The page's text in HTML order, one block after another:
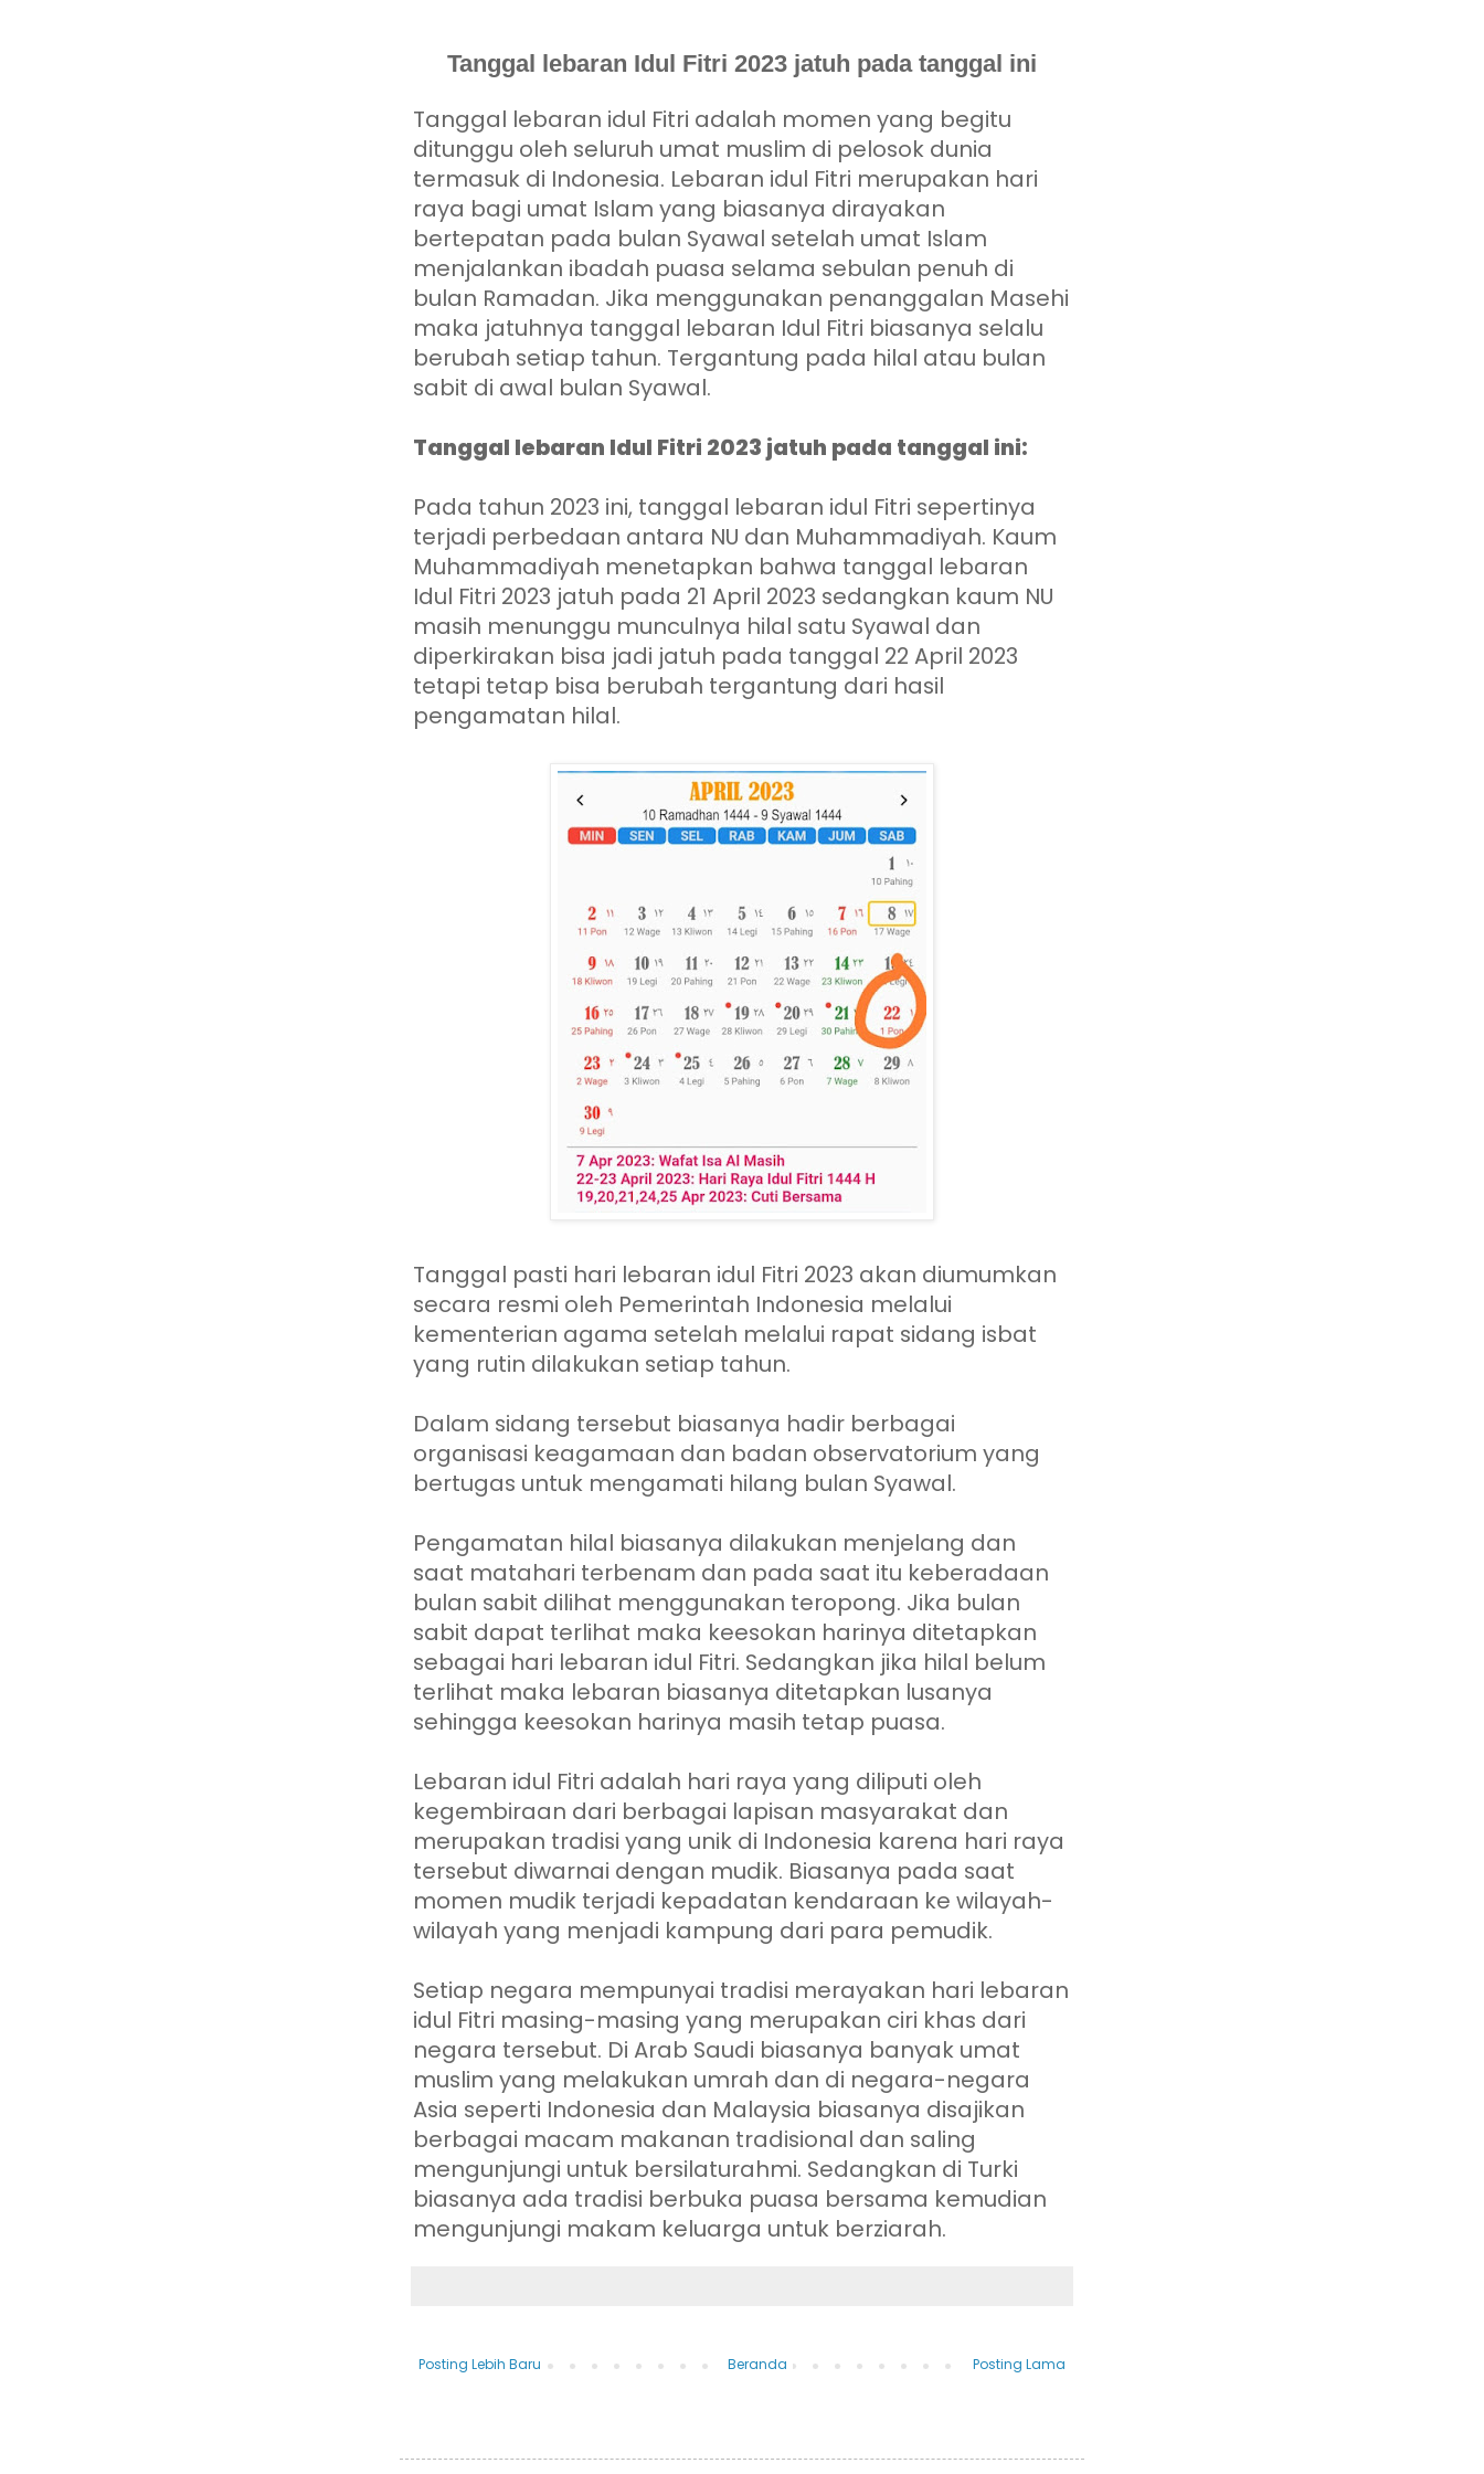
Tanggal lebaran Idul Fitri 2023 jatuh pada tanggal ini
Tanggal lebaran idul Fitri adalah momen yang begitu
ditunggu oleh seluruh umat muslim di pelosok dunia
termasuk di Indonesia. Lebaran idul Fitri merupakan hari
raya bagi umat Islam yang biasanya dirayakan
bertepatan pada bulan Syawal setelah umat Islam
menjalankan ibadah puasa selama sebulan penuh di
bulan Ramadan. Jika menggunakan penanggalan Masehi
maka jatuhnya tanggal lebaran Idul Fitri biasanya selalu
berubah setiap tahun. Tergantung pada hilal atau bulan
sabit di awal bulan Syawal.
Tanggal lebaran Idul Fitri 2023 jatuh pada tanggal ini:
Pada tahun 2023 ini, tanggal lebaran idul Fitri sepertinya
terjadi perbedaan antara NU dan Muhammadiyah. Kaum
Muhammadiyah menetapkan bahwa tanggal lebaran
Idul Fitri 2023 jatuh pada 21 April 2023 sedangkan kaum NU
masih menunggu munculnya hilal satu Syawal dan
diperkirakan bisa jadi jatuh pada tanggal 22 April 2023
tetapi tetap bisa berubah tergantung dari hasil
pengamatan hilal.
Tanggal pasti hari lebaran idul Fitri 2023 akan diumumkan
secara resmi oleh Pemerintah Indonesia melalui
kementerian agama setelah melalui rapat sidang isbat
yang rutin dilakukan setiap tahun.
Dalam sidang tersebut biasanya hadir berbagai
organisasi keagamaan dan badan observatorium yang
bertugas untuk mengamati hilang bulan Syawal.
Pengamatan hilal biasanya dilakukan menjelang dan
saat matahari terbenam dan pada saat itu keberadaan
bulan sabit dilihat menggunakan teropong. Jika bulan
sabit dapat terlihat maka keesokan harinya ditetapkan
sebagai hari lebaran idul Fitri. Sedangkan jika hilal belum
terlihat maka lebaran biasanya ditetapkan lusanya
sehingga keesokan harinya masih tetap puasa.
Lebaran idul Fitri adalah hari raya yang diliputi oleh
kegembiraan dari berbagai lapisan masyarakat dan
merupakan tradisi yang unik di Indonesia karena hari raya
tersebut diwarnai dengan mudik. Biasanya pada saat
momen mudik terjadi kepadatan kendaraan ke wilayah-
wilayah yang menjadi kampung dari para pemudik.
Setiap negara mempunyai tradisi merayakan hari lebaran
idul Fitri masing-masing yang merupakan ciri khas dari
negara tersebut. Di Arab Saudi biasanya banyak umat
muslim yang melakukan umrah dan di negara-negara
Asia seperti Indonesia dan Malaysia biasanya disajikan
berbagai macam makanan tradisional dan saling
mengunjungi untuk bersilaturahmi. Sedangkan di Turki
biasanya ada tradisi berbuka puasa bersama kemudian
mengunjungi makam keluarga untuk berziarah.
Posting Lebih Baru Posting Lama
Beranda